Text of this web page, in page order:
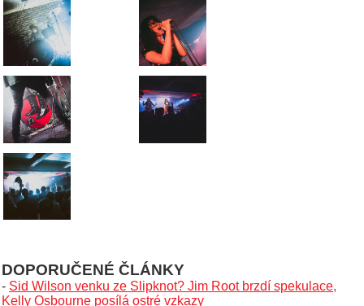
DOPORUČENÉ ČLÁNKY
- Sid Wilson venku ze Slipknot? Jim Root brzdí spekulace,
Kelly Osbourne posílá ostré vzkazy